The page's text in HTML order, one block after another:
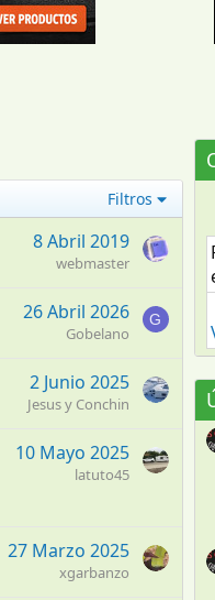
Filtros
8 Abril 2019
webmaster
26 Abril 2026
Gobelano
G
2 Junio 2025
Jesus y Conchin
10 Mayo 2025
latuto45
27 Marzo 2025
xgarbanzo